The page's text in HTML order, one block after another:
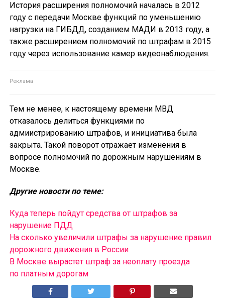
История расширения полномочий началась в 2012
году с передачи Москве функций по уменьшению
нагрузки на ГИБДД, созданием МАДИ в 2013 году, а
также расширением полномочий по штрафам в 2015
году через использование камер видеонаблюдения.
Тем не менее, к настоящему времени МВД
отказалось делиться функциями по
адмиистрированию штрафов, и инициатива была
закрыта. Такой поворот отражает изменения в
вопросе полномочий по дорожным нарушениям в
Москве.
Другие новости по теме:
Куда теперь пойдут средства от штрафов за
нарушение ПДД
На сколько увеличили штрафы за нарушение правил
дорожного движения в России
В Москве вырастет штраф за неоплату проезда
по платным дорогам